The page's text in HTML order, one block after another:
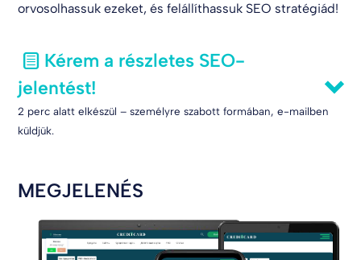
orvosolhassuk ezeket, és felállíthassuk SEO stratégiád!
Kérem a részletes SEO-
jelentést!
2 perc alatt elkészül – személyre szabott formában, e-mailben
küldjük.
MEGJELENÉS